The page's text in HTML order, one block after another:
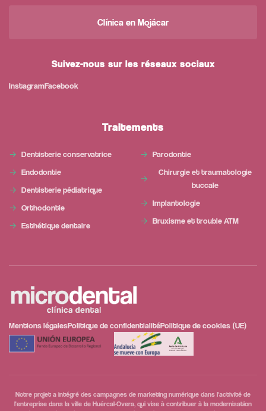
Clínica en Mojácar
Suivez-nous sur les réseaux sociaux
InstagramFacebook
Traitements
Dentisterie conservatrice
Endodontie
Dentisterie pédiatrique
Orthodontie
Esthétique dentaire
Parodontie
Chirurgie et traumatologie
buccale
Implantologie
Bruxisme et trouble ATM
Mentions légalesPolitique de confidentialitéPolitique de cookies (UE)
Notre projet a intégré des campagnes de marketing numérique dans l'activité de
l'entreprise dans la ville de Huércal-Overa, qui vise à contribuer à la modernisation